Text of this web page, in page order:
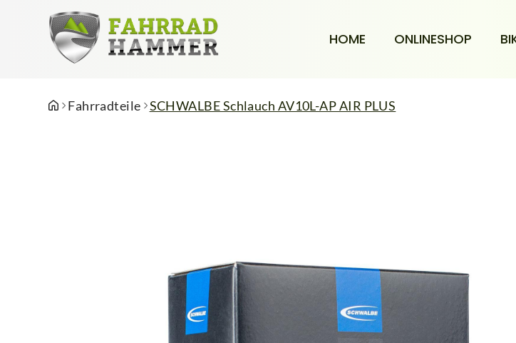
HOME ONLINESHOP
Fahrradteile SCHWALBE Schlauch AV10L-AP AIR PLUS